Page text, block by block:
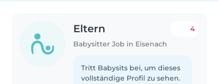
Eltern
Babysitter Job in Eisenach
4
Tritt Babysits bei, um dieses
vollständige Profil zu sehen.